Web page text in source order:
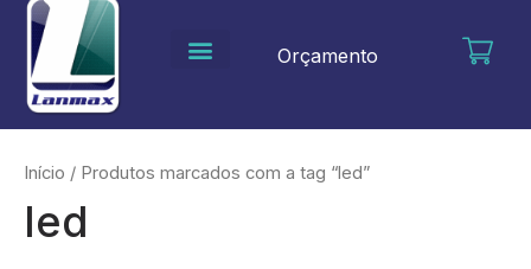
para
conteúdo
Orçamento
Início / Produtos marcados com a tag “led”
led